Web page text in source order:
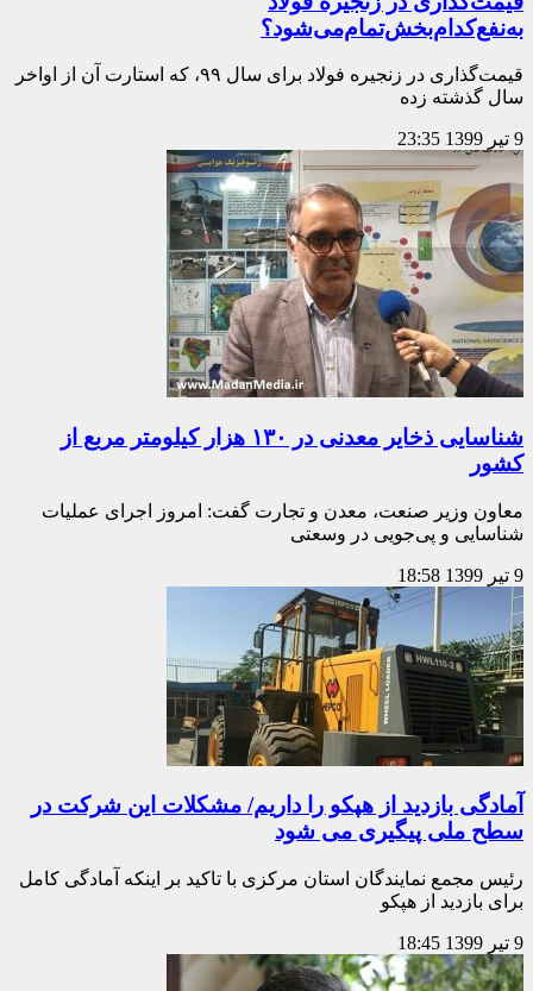
به‌نفع‌کدام‌بخش‌تمام‌می‌شود؟
قیمت‌گذاری در زنجیره فولاد برای سال ۹۹، که استارت آن از اواخر
سال گذشته زده
9 تیر 1399 23:35
شناسایی ذخایر معدنی در ۱۳۰ هزار کیلومتر مربع از
کشور
معاون وزیر صنعت، معدن و تجارت گفت: امروز اجرای عملیات
شناسایی و پی‌جویی در وسعتی
9 تیر 1399 18:58
آمادگی بازدید از هپکو را داریم/ مشکلات این شرکت در
سطح ملی پیگیری می شود
رئیس مجمع نمایندگان استان مرکزی با تاکید بر اینکه آمادگی کامل
برای بازدید از هپکو
9 تیر 1399 18:45